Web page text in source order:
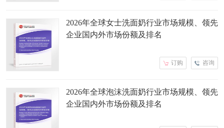
2026年全球女士洗面奶行业市场规模、领先
企业国内外市场份额及排名
咨询
订购
2026年全球泡沫洗面奶行业市场规模、领先
企业国内外市场份额及排名